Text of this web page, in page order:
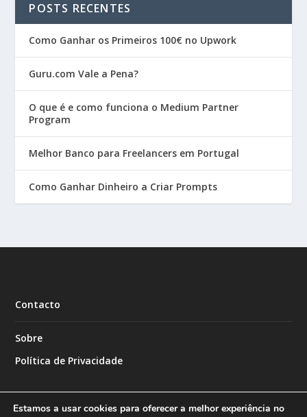
POSTS RECENTES
Como Ganhar os Primeiros 100€ no Upwork
Guru.com Vale a Pena?
O que é e como funciona o Medium Partner
Program
Melhor Banco para Freelancers em Portugal
Como Ganhar Dinheiro a Criar Prompts
Contacto
Sobre
Política de Privacidade
Estamos a usar cookies para oferecer a melhor experiência no